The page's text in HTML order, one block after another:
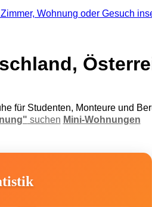
für Studenten, Monteure und
suchen Mini-Wohnungen